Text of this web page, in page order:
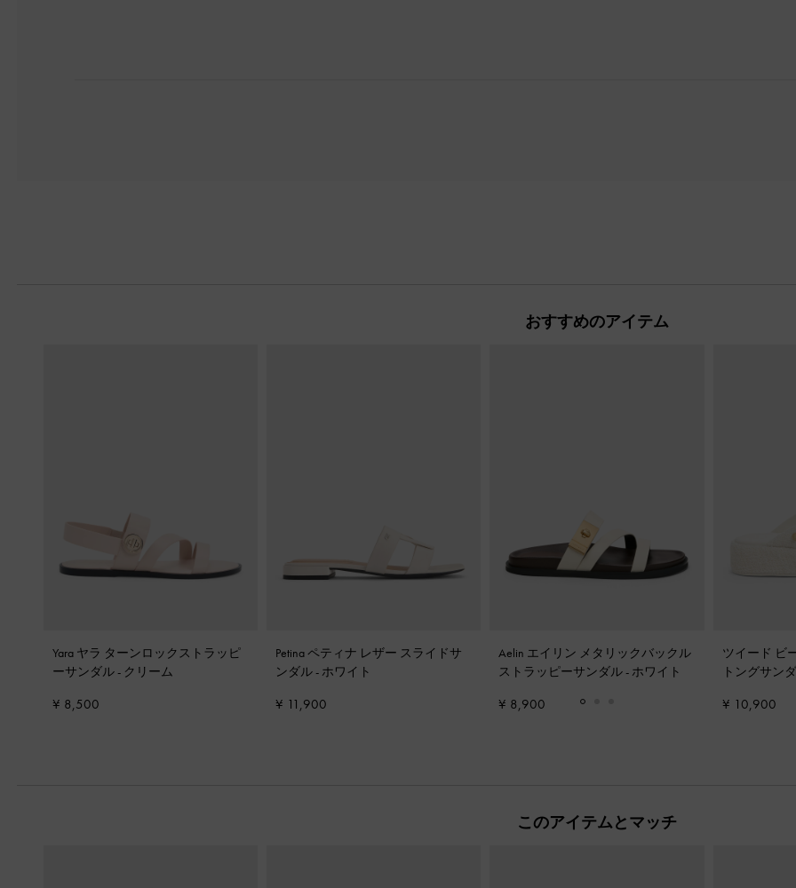
おすすめのアイテム
Yara ヤラ ターンロックストラッピ
ーサンダル - クリーム
¥ 8,500
Petina ペティナ レザー スライドサ
ンダル - ホワイト
¥ 11,900
Aelin エイリン メタリックバックル
ストラッピーサンダル - ホワイト
¥ 8,900
ツイード ビ
トングサン
¥ 10,900
このアイテムとマッチ